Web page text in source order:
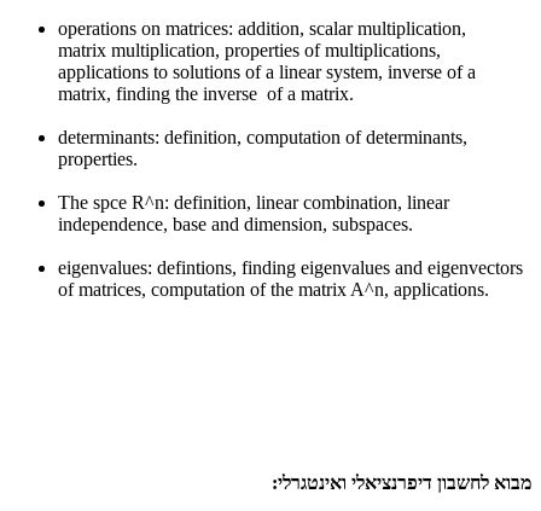
operations on matrices: addition, scalar multiplication,
matrix multiplication, properties of multiplications,
applications to solutions of a linear system, inverse of a
matrix, finding the inverse of a matrix.
determinants: definition, computation of determinants,
properties.
The spce R^n: definition, linear combination, linear
independence, base and dimension, subspaces.
eigenvalues: defintions, finding eigenvalues and eigenvectors
of matrices, computation of the matrix A^n, applications.
מבוא לחשבון דיפרנציאלי ואינטגרלי: